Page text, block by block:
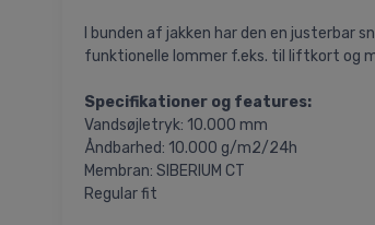
I bunden af jakken har den en justerbar
funktionelle lommer f.eks. til liftkort og
Specifikationer og features:
Vandsøjletryk: 10.000 mm
Åndbarhed: 10.000 g/m2/24h
Membran: SIBERIUM CT
Regular fit